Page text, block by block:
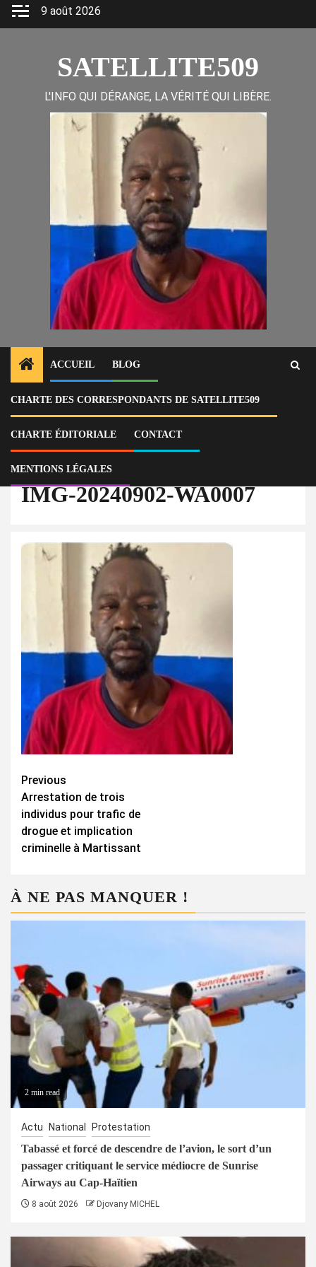
Skip
9 août 2026
SATELLITE509
L'INFO QUI DÉRANGE, LA VÉRITÉ QUI LIBÈRE.
ACCUEIL BLOG
CHARTE DES CORRESPONDANTS DE SATELLITE509
CHARTE ÉDITORIALE CONTACT
MENTIONS LÉGALES
Home
Actu
Arrestation de trois individus pour trafic de drogue et implication
criminelle à Martissant
IMG-20240902-WA0007
Continue
Reading
Previous
Arrestation de trois
individus pour trafic de
drogue et implication
criminelle à Martissant
À NE PAS MANQUER !
2 min read
Actu National Protestation
Tabassé et forcé de descendre de l’avion, le sort d’un
passager critiquant le service médiocre de Sunrise
Airways au Cap-Haïtien
8 août 2026 Djovany MICHEL